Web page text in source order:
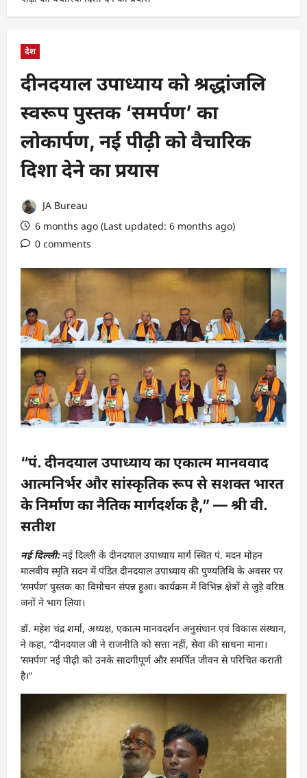
देश
दीनदयाल उपाध्याय को श्रद्धांजलि
स्वरूप पुस्तक ‘समर्पण’ का
लोकार्पण, नई पीढ़ी को वैचारिक
दिशा देने का प्रयास
JA Bureau
6 months ago (Last updated: 6 months ago)
0 comments
“पं. दीनदयाल उपाध्याय का एकात्म मानववाद
आत्मनिर्भर और सांस्कृतिक रूप से सशक्त भारत
के निर्माण का नैतिक मार्गदर्शक है,” — श्री वी.
सतीश
नई दिल्ली:नई दिल्ली के दीनदयाल उपाध्याय मार्ग स्थित पं. मदन मोहन
मालवीय स्मृति सदन में पंडित दीनदयाल उपाध्याय की पुण्यतिथि के अवसर पर
‘समर्पण’ पुस्तक का विमोचन संपन्न हुआ। कार्यक्रम में विभिन्न क्षेत्रों से जुड़े वरिष्ठ
जनों ने भाग लिया।
डॉ. महेश चंद्र शर्मा, अध्यक्ष, एकात्म मानवदर्शन अनुसंधान एवं विकास संस्थान,
ने कहा, “दीनदयाल जी ने राजनीति को सत्ता नहीं, सेवा की साधना माना।
‘समर्पण’ नई पीढ़ी को उनके सादगीपूर्ण और समर्पित जीवन से परिचित कराती
है।”